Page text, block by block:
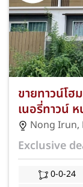
ขายทาวน์โฮ
เนอรี่ทาวน์
พิเศษ 24.00
ใกล้ถนนสาย
งานนิคมอุต
พร้อมโปรโ
Nong Irun,
Exclusive
0-0-24